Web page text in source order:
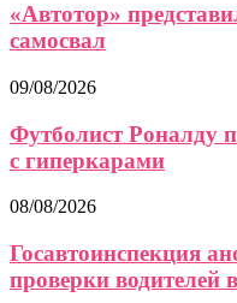
«Автотор»
самосвал
09/08/2026
Футболист Роналду
с гиперкарами
08/08/2026
Госавтоинспекция
проверки водителей